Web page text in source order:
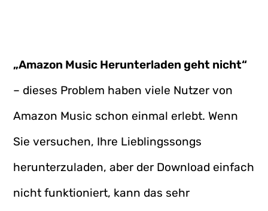
„Amazon Music Herunterladen geht nicht“
– dieses Problem haben viele Nutzer von
Amazon Music schon einmal erlebt. Wenn
Sie versuchen, Ihre Lieblingssongs
herunterzuladen, aber der Download einfach
nicht funktioniert, kann das sehr